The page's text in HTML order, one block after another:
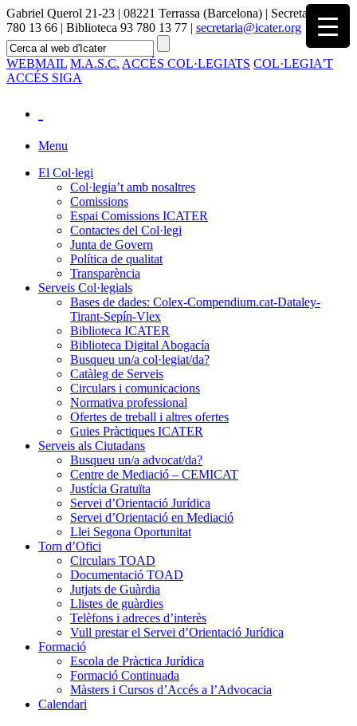
Gabriel Querol 21-23 | 08221 Terrassa (Barcelona) | Secretaria 93
780 13 66 | Biblioteca 93 780 13 77 | secretaria@icater.org
WEBMAIL M.A.S.C. ACCÉS COL·LEGIATS COL·LEGIA'T
ACCÉS SIGA
Menu
El Col·legi
Col·legia’t amb nosaltres
Comissions
Espai Comissions ICATER
Contactes del Col·legi
Junta de Govern
Política de qualitat
Transparència
Serveis Col·legials
Bases de dades: Colex-Compendium.cat-Dataley-
Tirant-Sepín-Vlex
Biblioteca ICATER
Biblioteca Digital Abogacía
Busqueu un/a col·legiat/da?
Catàleg de Serveis
Circulars i comunicacions
Normativa professional
Ofertes de treball i altres ofertes
Guies Pràctiques ICATER
Serveis als Ciutadans
Busqueu un/a advocat/da?
Centre de Mediació – CEMICAT
Justícia Gratuïta
Servei d’Orientació Jurídica
Servei d’Orientació en Mediació
Llei Segona Oportunitat
Torn d’Ofici
Circulars TOAD
Documentació TOAD
Jutjats de Guàrdia
Llistes de guàrdies
Telèfons i adreces d’interès
Vull prestar el Servei d’Orientació Jurídica
Formació
Escola de Pràctica Jurídica
Formació Continuada
Màsters i Cursos d’Accés a l’Advocacia
Calendari